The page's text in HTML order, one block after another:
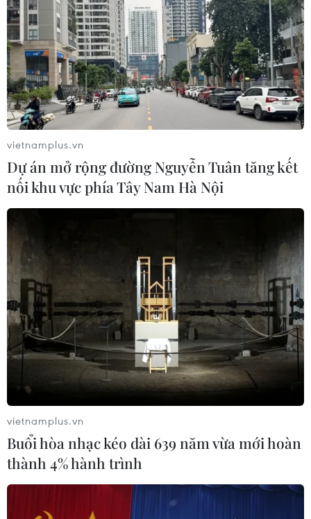
vietnamplus.vn
Dự án mở rộng đường Nguyễn Tuân tăng kết
nối khu vực phía Tây Nam Hà Nội
vietnamplus.vn
Buổi hòa nhạc kéo dài 639 năm vừa mới hoàn
thành 4% hành trình